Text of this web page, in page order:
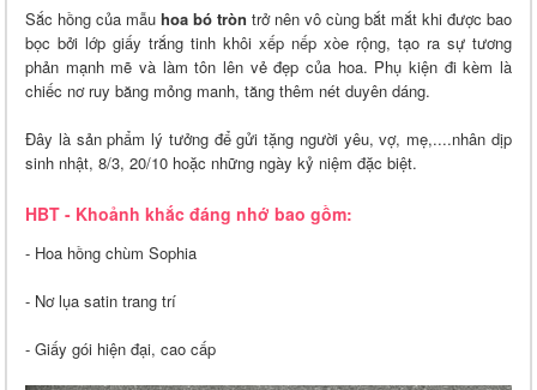
Sắc hồng của mẫu hoa bó tròn trở nên vô cùng bắt mắt khi được bao
bọc bởi lớp giấy trắng tinh khôi xếp nếp xòe rộng, tạo ra sự tương
phản mạnh mẽ và làm tôn lên vẻ đẹp của hoa. Phụ kiện đi kèm là
chiếc nơ ruy băng mỏng manh, tăng thêm nét duyên dáng.
Đây là sản phẩm lý tưởng để gửi tặng người yêu, vợ, mẹ,....nhân dịp
sinh nhật, 8/3, 20/10 hoặc những ngày kỷ niệm đặc biệt.
HBT - Khoảnh khắc đáng nhớ bao gồm:
- Hoa hồng chùm Sophia
- Nơ lụa satin trang trí
- Giấy gói hiện đại, cao cấp